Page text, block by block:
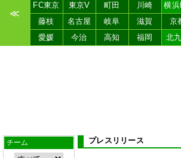
≪
FC東京
東京V 町田 川崎 横浜
藤枝
名古屋 岐阜 滋賀 京
愛媛
今治 高知 福岡 北
チーム プレスリリース